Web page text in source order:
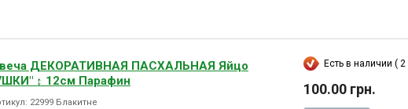
ДЕКОРАТИВНАЯ ПАСХАЛЬНАЯ Яйцо
↕ 12см Парафин
22999 Блакитне
Есть в наличии ( 2
100.00 грн.